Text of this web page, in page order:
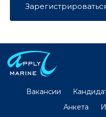
Вакансии
Анкета